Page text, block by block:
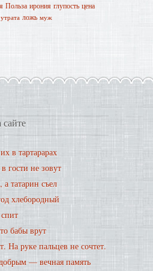
Польза ирония глупость цена
утрата ложь муж
в тартарарах
гости не зовут
татарин съел
хлебородный
бабы врут
На руке пальцев не сочтет.
— вечная память